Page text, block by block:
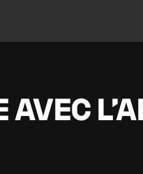
AVEC